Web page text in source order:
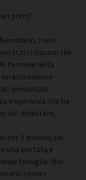
preti!”
i veri
stati i diaconi che
termine della
entusiasmo
presentati
e speranza che ha
del ministero.
per il pranzo, un
una portata e
famiglia. Noi
come i